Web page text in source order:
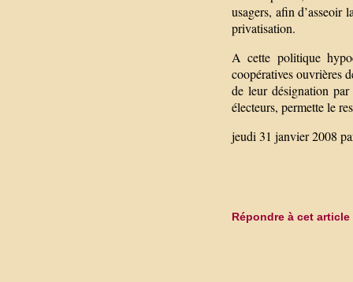
usagers, afin d’asseoir
privatisation.
A cette politique
coopératives ouvrières
de leur désignation
électeurs, permette le
jeudi 31 janvier 2008
Répondre à cet article